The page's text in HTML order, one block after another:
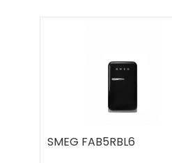
SMEG FAB5RBL6